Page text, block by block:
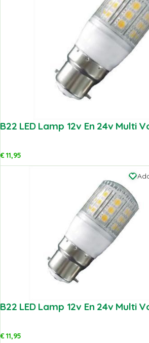
B22 LED Lamp 12v En 24v Multi
€11,95
B22 LED Lamp 12v En 24v Multi
€11,95